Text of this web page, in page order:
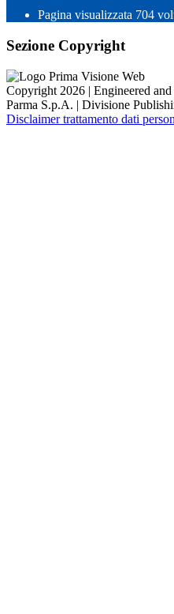
Pagina visualizzata 704
Sezione Copyright
Copyright 2026 | Engineered
Parma S.p.A. | Divisione
Disclaimer trattamento dati